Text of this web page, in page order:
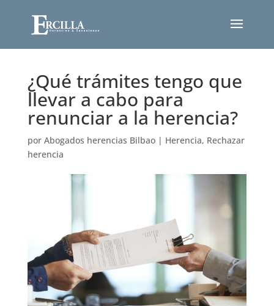
¿Qué trámites tengo que
llevar a cabo para
renunciar a la herencia?
por Abogados herencias Bilbao| Herencia, Rechazar
herencia